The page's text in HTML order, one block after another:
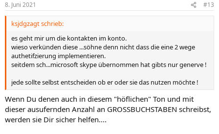
e
n
8. Juni 2021 #13
ksjdgzagt schrieb:
es geht mir um die kontakten im konto.
wieso verkünden diese ...söhne denn nicht dass die eine 2 wege
authetifzierung implementieren.
seitdem sch...microsoft skype übernommen hat gibts nur generve !
jede sollte selbst entscheiden ob er oder sie das nutzen möchte !
Wenn Du denen auch in diesem "höflichen" Ton und mit
dieser ausufernden Anzahl an GROSSBUCHSTABEN schreibst,
werden sie Dir sicher helfen....